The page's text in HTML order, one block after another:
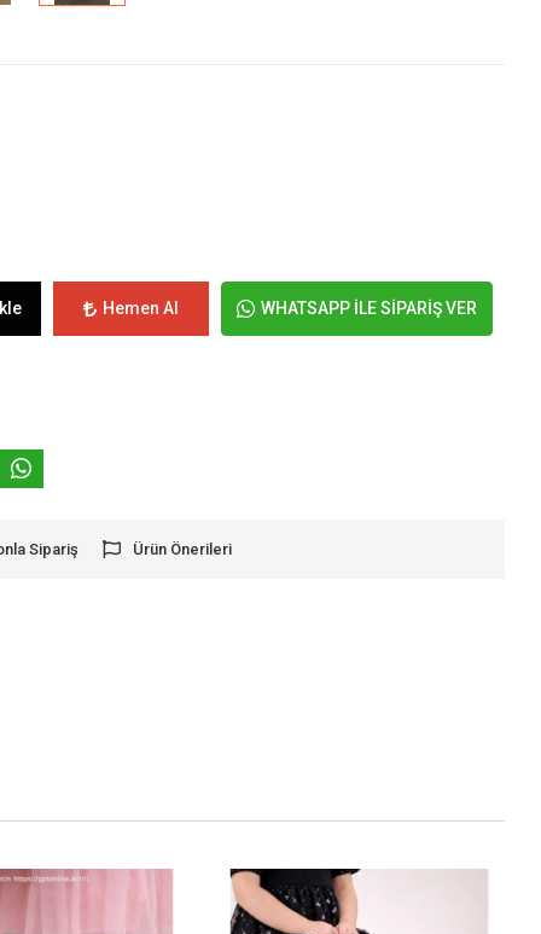
Hemen Al WHATSAPP İLE SİPARİŞ VER
Sipariş Ürün Önerileri